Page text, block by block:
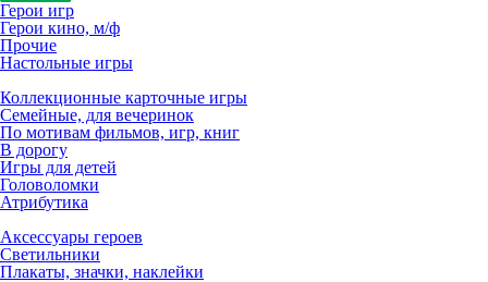
Герои игр
Герои кино, м/ф
Прочие
Настольные игры
Коллекционные карточные игры
Семейные, для вечеринок
По мотивам фильмов, игр, книг
В дорогу
Игры для детей
Головоломки
Атрибутика
Аксессуары героев
Светильники
Плакаты, значки, наклейки